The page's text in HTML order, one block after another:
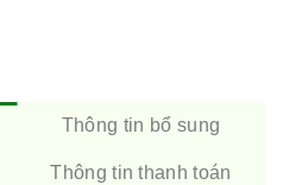
Thông tin bổ sung
Thông tin thanh toán